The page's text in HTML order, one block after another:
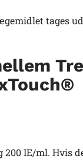
tages
IE/ml. Hvis